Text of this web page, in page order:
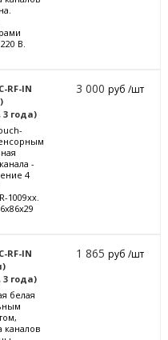
В.
RF-IN
года)
-
4
1009xx.
3 000руб /шт
RF-IN
года)
белая
каналов
1 865руб /шт